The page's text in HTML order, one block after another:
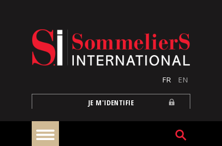
FR EN
JE M'IDENTIFIE